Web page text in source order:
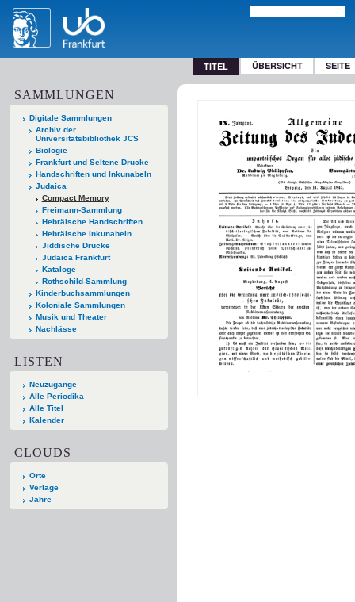
TITEL ÜBERSICHT SEITE
SAMMLUNGEN
Digitale Sammlungen
Archiv der
Universitätsbibliothek JCS
Biologie
Frankfurt und Seltene Drucke
Handschriften und Inkunabeln
Judaica
Compact Memory
Freimann-Sammlung
Hebräische Handschriften
Hebräische Inkunabeln
Jiddische Drucke
Judaica Frankfurt
Kataloge
Rothschild-Sammlung
Kinderbuchsammlungen
Koloniale Sammlungen
Musik und Theater
Nachlässe
LISTEN
Neuzugänge
Alle Periodika
Alle Titel
Kalender
CLOUDS
Orte
Verlage
Jahre